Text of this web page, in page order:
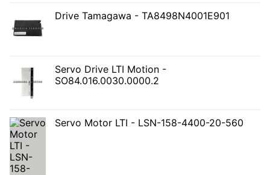
Drive Tamagawa - TA8498N4001E901
Servo Drive LTI Motion -
SO84.016.0030.0000.2
Servo Motor LTI - LSN-158-4400-20-560